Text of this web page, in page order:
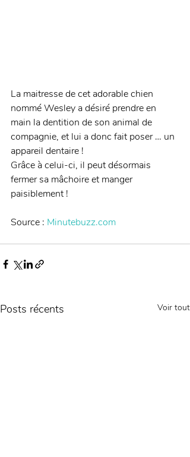
La maitresse de cet adorable chien
nommé Wesley a désiré prendre en
main la dentition de son animal de
compagnie, et lui a donc fait poser … un
appareil dentaire !
Grâce à celui-ci, il peut désormais
fermer sa mâchoire et manger
paisiblement !
Source : Minutebuzz.com
Posts récents Voir tout